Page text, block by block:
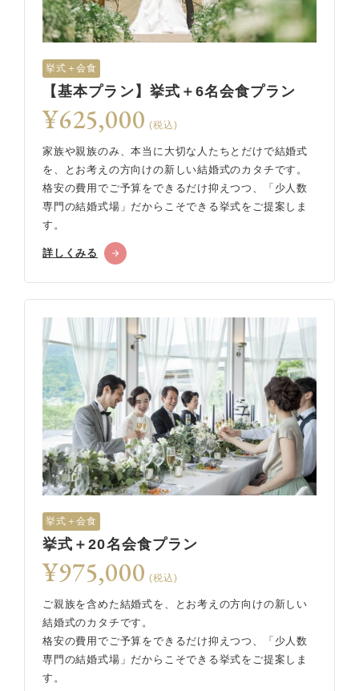
挙式＋会食
【基本プラン】挙式＋6名会食プラン
¥625,000 (税込)
家族や親族のみ、本当に大切な人たちとだけで結婚式
を、とお考えの方向けの新しい結婚式のカタチです。
格安の費用でご予算をできるだけ抑えつつ、「少人数
専門の結婚式場」だからこそできる挙式をご提案しま
す。
詳しくみる
挙式＋会食
挙式＋20名会食プラン
¥975,000 (税込)
ご親族を含めた結婚式を、とお考えの方向けの新しい
結婚式のカタチです。
格安の費用でご予算をできるだけ抑えつつ、「少人数
専門の結婚式場」だからこそできる挙式をご提案しま
す。